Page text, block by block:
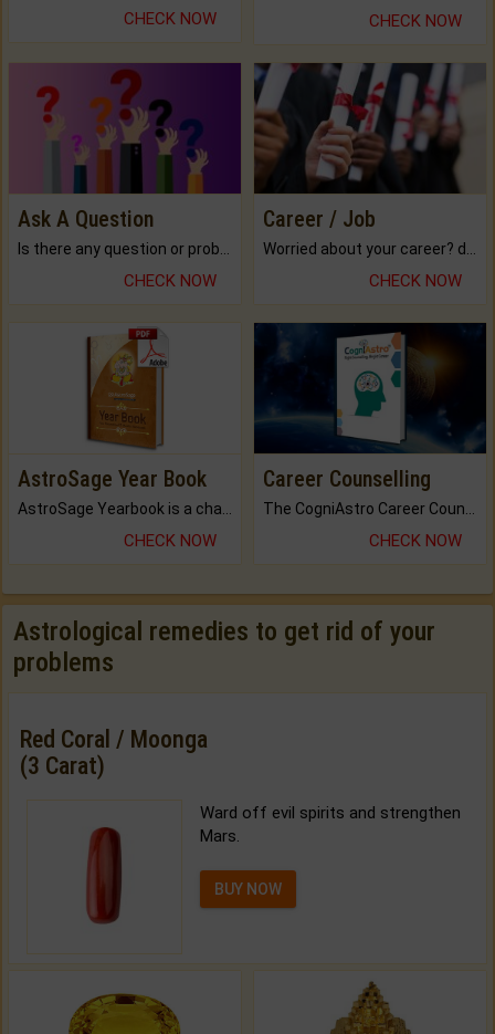
CHECK NOW CHECK NOW
Ask A Question
CHECK NOW
Career / Job
CHECK NOW
AstroSage Year Book
AstroSage Yearbook is a channel to fulfill your dreams and destiny.
CHECK NOW
Career Counselling
The CogniAstro Career Counselling Report is the most comprehensive report available on this topic.
CHECK NOW
Astrological remedies to get rid of your
problems
Red Coral / Moonga
(3 Carat)
Ward off evil spirits and strengthen
Mars.
BUY NOW